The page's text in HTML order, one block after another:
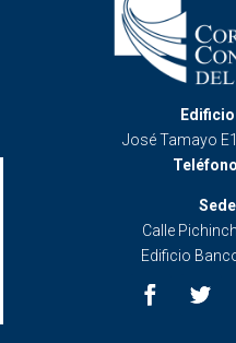
José Tamayo
Calle
Edificio